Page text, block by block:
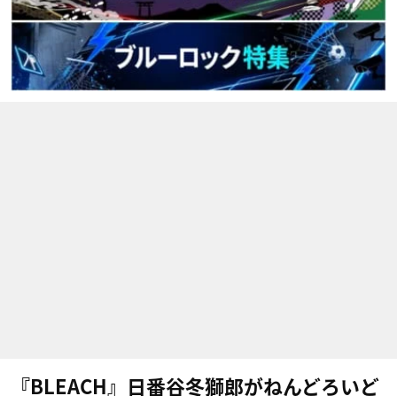
『BLEACH』日番谷冬獅郎がねんどろいど